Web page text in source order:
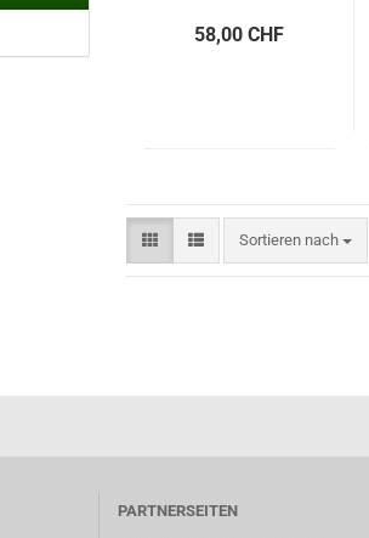
58,00 CHF
Sortieren nach
Sortieren nach
PARTNERSEITEN